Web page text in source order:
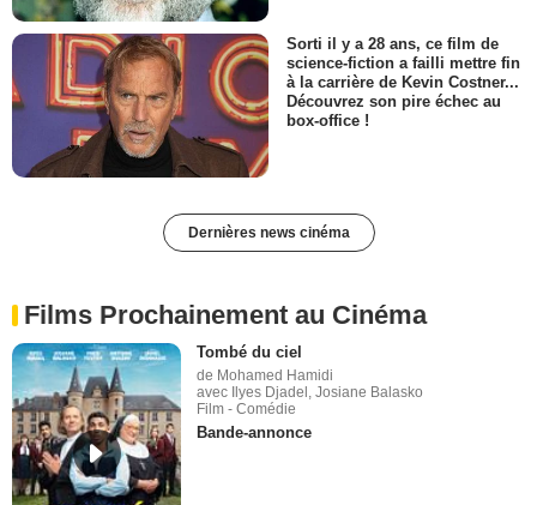
Sorti il y a 28 ans, ce film de
science-fiction a failli mettre fin
à la carrière de Kevin Costner...
Découvrez son pire échec au
box-office !
Dernières news cinéma
Films Prochainement au Cinéma
Tombé du ciel
de Mohamed Hamidi
avec Ilyes Djadel, Josiane Balasko
Film - Comédie
Bande-annonce